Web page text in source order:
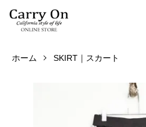
ホーム SKIRT｜スカート